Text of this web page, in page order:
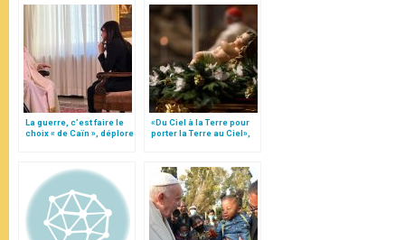
La guerre, c’est faire le
choix « de Caïn », déplore
«Du Ciel à la Terre pour
porter la Terre au Ciel»,